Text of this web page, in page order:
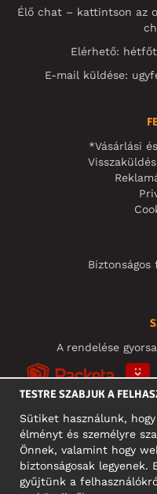
Élő chat – kattintson az
Elérhető:
E-mail küldése:
*Vásárlási
Biztonságos
A rendelése
TESTRE SZABJUK A
Sütiket használunk,
élményt és személyre
Önnek, valamint hogy
biztonságosak
gyűjtünk a